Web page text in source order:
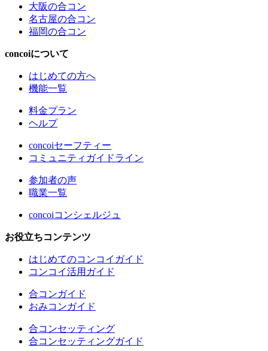
大阪の合コン
名古屋の合コン
福岡の合コン
concoiについて
はじめての方へ
機能一覧
料金プラン
ヘルプ
concoiセーフティー
コミュニティガイドライン
参加者の声
職業一覧
concoiコンシェルジュ
お役立ちコンテンツ
はじめてのコンコイガイド
コンコイ活用ガイド
合コンガイド
おみコンガイド
合コンセッティング
合コンセッティングガイド